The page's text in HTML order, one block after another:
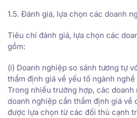
1.5. Đánh giá, lựa chọn các doanh
Tiêu chí đánh giá, lựa chọn các
gồm:
(i) Doanh nghiệp so sánh tương tự
thẩm định giá về yếu tố ngành
Trong nhiều trường hợp, các doanh
doanh nghiệp cần thẩm định giá về
được lựa chọn từ các đối thủ cạnh